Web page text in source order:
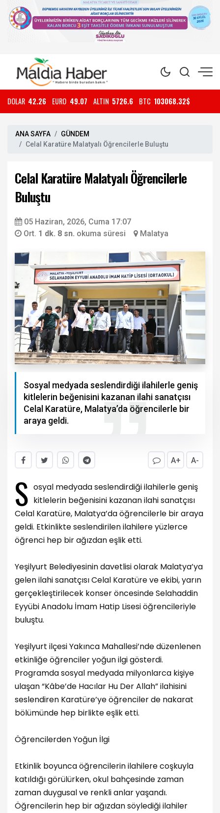
DOLAR 42.26 EURO 49.07 ALTIN 5726.6 BTC 103068.32$
ANA SAYFA
GÜNDEM
Celal Karatüre Malatyalı Öğrencilerle Buluştu
Celal Karatüre Malatyalı Öğrencilerle
Buluştu
05 Haziran, 2026, Cuma 17:07
Ort. 1 dk. 8 sn. okuma süresi Malatya
Sosyal medyada seslendirdiği ilahilerle geniş
kitlelerin beğenisini kazanan ilahi sanatçısı
Celal Karatüre, Malatya’da öğrencilerle bir
araya geldi.
A+ A-
S osyal medyada seslendirdiği ilahilerle geniş
kitlelerin beğenisini kazanan ilahi sanatçısı
Celal Karatüre, Malatya’da öğrencilerle bir araya
geldi. Etkinlikte seslendirilen ilahilere yüzlerce
öğrenci hep bir ağızdan eşlik etti.
Yeşilyurt Belediyesinin davetlisi olarak Malatya’ya
gelen ilahi sanatçısı Celal Karatüre ve ekibi, yarın
gerçekleştirilecek konser öncesinde Selahaddin
Eyyübi Anadolu İmam Hatip Lisesi öğrencileriyle
buluştu.
Yeşilyurt ilçesi Yakınca Mahallesi’nde düzenlenen
etkinliğe öğrenciler yoğun ilgi gösterdi.
Programda sosyal medyada milyonlarca kişiye
ulaşan “Kâbe’de Hacılar Hu Der Allah” ilahisini
seslendiren Karatüre’ye öğrenciler de nakarat
bölümünde hep birlikte eşlik etti.
Öğrencilerden Yoğun İlgi
Etkinlik boyunca öğrencilerin ilahilere coşkuyla
katıldığı görülürken, okul bahçesinde zaman
zaman duygusal ve renkli anlar yaşandı.
Öğrencilerin hep bir ağızdan söylediği ilahiler